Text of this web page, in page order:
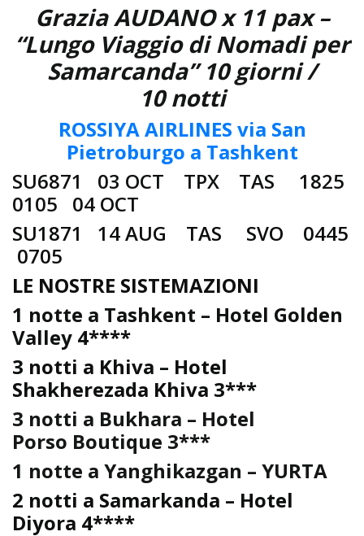
Grazia AUDANO x 11 pax –
“Lungo Viaggio di Nomadi per
Samarcanda” 10 giorni /
10 notti
ROSSIYA AIRLINES via San
Pietroburgo a Tashkent
SU6871 03 OCT TPX TAS 1825
0105 04 OCT
SU1871 14 AUG TAS SVO 0445
0705
LE NOSTRE SISTEMAZIONI
1 notte a Tashkent – Hotel Golden
Valley 4****
3 notti a Khiva – Hotel
Shakherezada Khiva 3***
3 notti a Bukhara – Hotel
Porso Boutique 3***
1 notte a Yanghikazgan – YURTA
2 notti a Samarkanda – Hotel
Diyora 4****